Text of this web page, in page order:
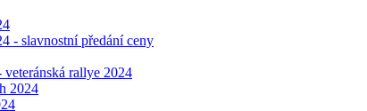
- slavnostní předání ceny
rallye 2024
2024